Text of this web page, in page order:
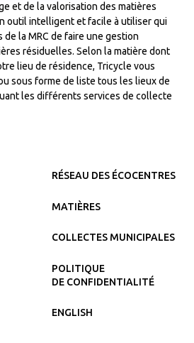
et de la valorisation des matières
outil intelligent et facile à utiliser qui
la MRC de faire une gestion
résiduelles. Selon la matière dont
lieu de résidence, Tricycle vous
sous forme de liste tous les lieux de
les différents services de collecte
RÉSEAU DES ÉCOCENTRES
MATIÈRES
COLLECTES MUNICIPALES
POLITIQUE
DE CONFIDENTIALITÉ
ENGLISH